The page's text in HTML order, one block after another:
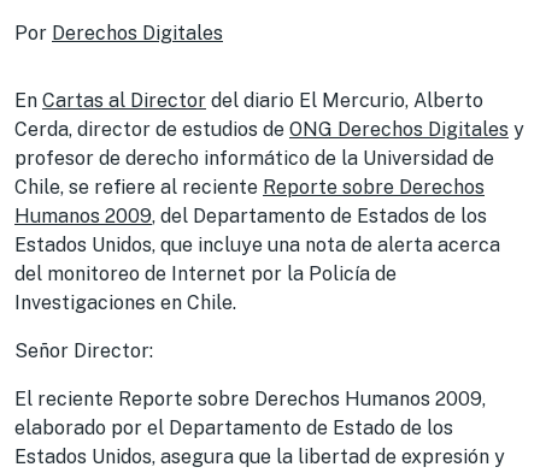
Por Derechos Digitales
En Cartas al Director del diario El Mercurio, Alberto
Cerda, director de estudios de ONG Derechos Digitales y
profesor de derecho informático de la Universidad de
Chile, se refiere al reciente Reporte sobre Derechos
Humanos 2009, del Departamento de Estados de los
Estados Unidos, que incluye una nota de alerta acerca
del monitoreo de Internet por la Policía de
Investigaciones en Chile.
Señor Director:
El reciente Reporte sobre Derechos Humanos 2009,
elaborado por el Departamento de Estado de los
Estados Unidos, asegura que la libertad de expresión y